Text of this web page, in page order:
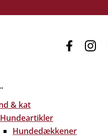
& kat
Hundeartikler
Hundedækkener
facebook